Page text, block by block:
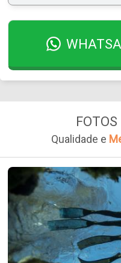
FOTOS
Qualidade e